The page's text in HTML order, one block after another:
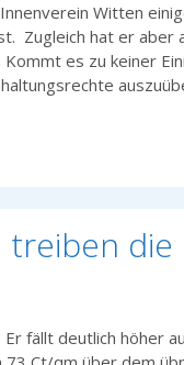
Witten
Zugleich hat er aber
es zu keiner
treiben
fällt deutlich höher